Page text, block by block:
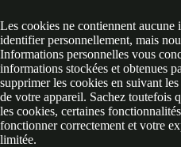
Les cookies ne contiennent
identifier personnellement, mais
Informations personnelles vous
informations stockées et obtenues
supprimer les cookies en suivant
de votre appareil. Sachez toutefois
les cookies, certaines
fonctionner correctement et votre
limitée.